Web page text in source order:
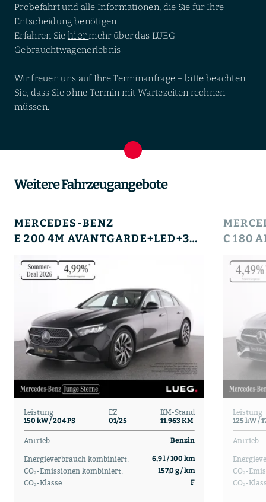
Probefahrt und alle Informationen, die Sie für Ihre
Entscheidung benötigen.
Erfahren Sie hiermehr über das LUEG-
Gebrauchtwagenerlebnis.
Wir freuen uns auf Ihre Terminanfrage – bitte beachten
Sie, dass Sie ohne Termin mit Wartezeiten rechnen
müssen.
Weitere Fahrzeugangebote
MERCEDES-BENZ
E 200 4M AVANTGARDE+LED+360°+TOTW+LEDER+PTS+DAB+
Leistung
150 kW / 204 PS
EZ
01/25
KM-Stand
11.963 KM
Antrieb Benzin
Energieverbrauch kombiniert: 6,9 l / 100 km
CO₂-Emissionen kombiniert: 157,0 g / km
CO₂-Klasse F
Leistung
125 kW /
Antrieb
CO₂-
CO₂-